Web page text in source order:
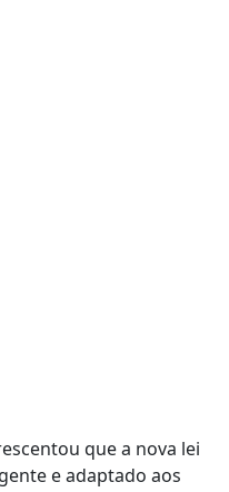
que a nova lei
e adaptado aos